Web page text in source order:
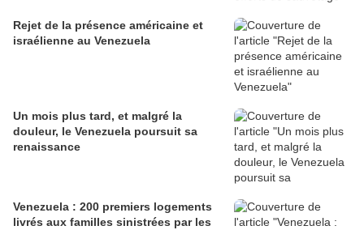
Rejet de la présence américaine et
israélienne au Venezuela
Un mois plus tard, et malgré la
douleur, le Venezuela poursuit sa
renaissance
Venezuela : 200 premiers logements
livrés aux familles sinistrées par les